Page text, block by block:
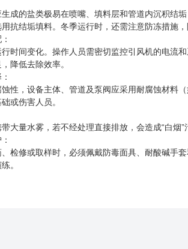
成的盐类极易在喷嘴、填料层和管道内沉积结
抗结垢填料。冬季运行时，还需注意防冻措施
：
时间变化。操作人员需密切监控引风机的电流
降低去除效率。
：
性，设备主体、管道及泵阀应采用耐腐蚀材料
或伤害人员。
大量水雾，若不经处理直接排放，会造成“白
：
检修或取样时，必须佩戴防毒面具、耐酸碱手
练。